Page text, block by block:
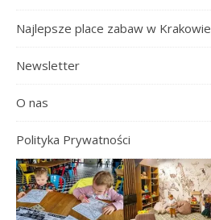
Najlepsze place zabaw w Krakowie
Newsletter
O nas
Polityka Prywatności